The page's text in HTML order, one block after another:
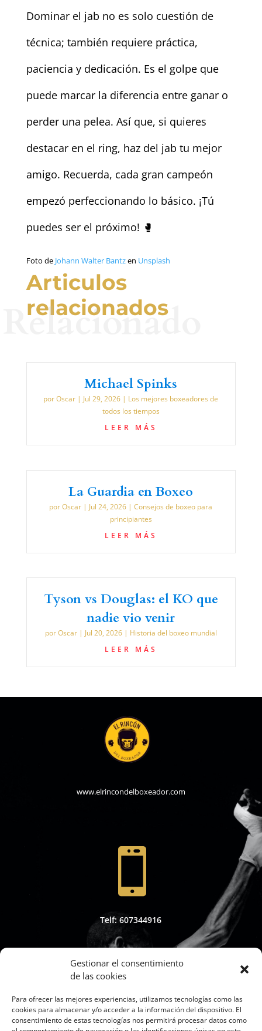
Gestionar el consentimiento
de las cookies
Para ofrecer las mejores experiencias, utilizamos tecnologías como las
cookies para almacenar y/o acceder a la información del dispositivo. El
consentimiento de estas tecnologías nos permitirá procesar datos como
Dominar el jab no es solo cuestión de
técnica; también requiere práctica,
paciencia y dedicación. Es el golpe que
puede marcar la diferencia entre ganar o
perder una pelea. Así que, si quieres
destacar en el ring, haz del jab tu mejor
amigo. Recuerda, cada gran campeón
empezó perfeccionando lo básico. ¡Tú
puedes ser el próximo! 🥊
Foto de Johann Walter Bantzen Unsplash
Articulos
relacionados
Relacionado
Michael Spinks
porOscar | Jul 29, 2026 | Los mejores boxeadores de
todos los tiempos
LEER MÁS
La Guardia en Boxeo
porOscar | Jul 24, 2026 |Consejos de boxeo para
principiantes
LEER MÁS
Tyson vs Douglas: el KO que
nadie vio venir
porOscar| Jul 20, 2026| Historia del boxeo mundial
LEER MÁS
www.elrincondelboxeador.com

Telf: 607344916
